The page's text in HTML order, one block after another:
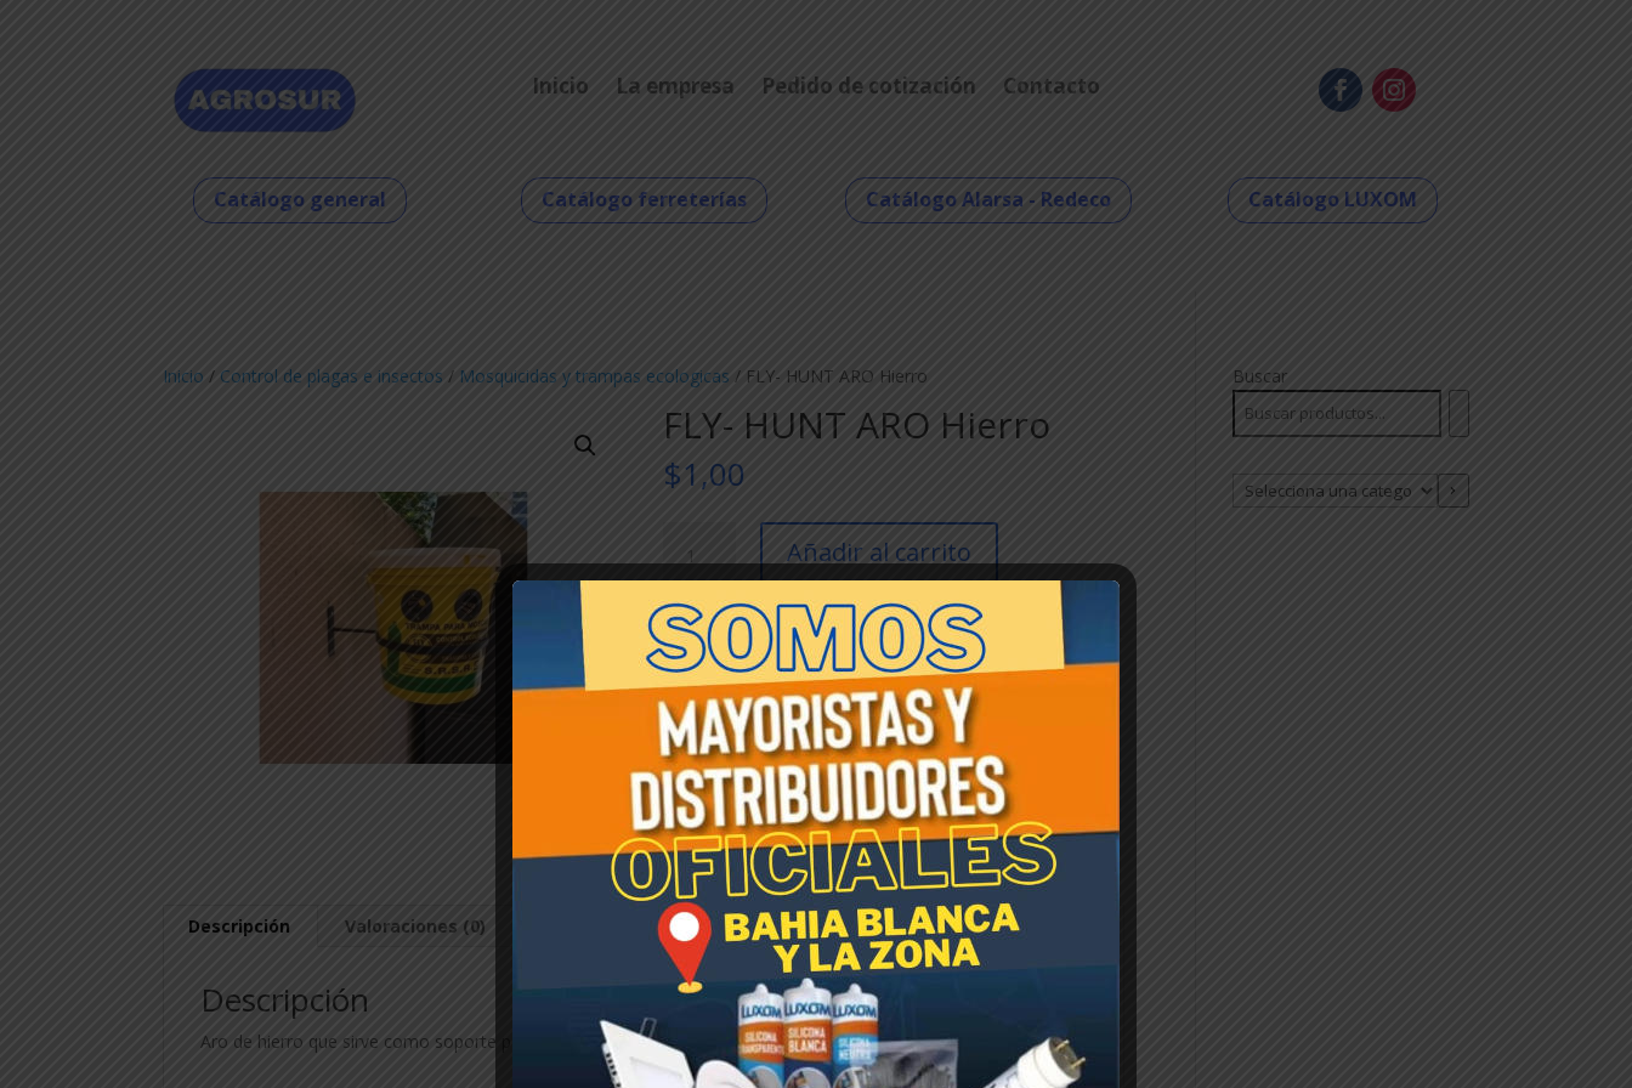
Inicio La empresa Pedido de cotización Contacto
Catálogo general Catálogo ferreterías Catálogo Alarsa - Redeco Catálogo LUXOM
Inicio / Control de plagas e insectos / Mosquicidas y trampas ecologicas / FLY- HUNT ARO Hierro
FLY- HUNT ARO Hierro
$1,00
HUNT
Hierro
cantidad
Añadir al carrito
SKU:004975 Categorías:Control de plagas e insectos,Fly
hunt,Mosquicidas y trampas ecologicas
Mosquicidas
Descripción Valoraciones (0)
Descripción
Aro de hierro que sirve como soporte para el balde trampa ecològica para moscas.
Buscar
Selecciona
una